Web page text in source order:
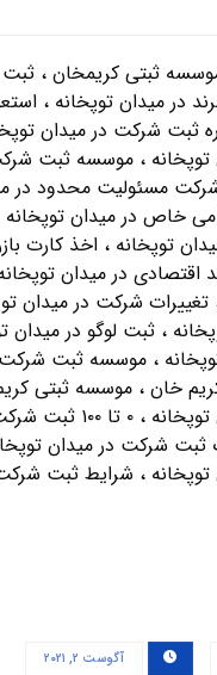
ثبتی کریمخان ،
در میدان توپخانه ،
ثبت شرکت در میدان
، موسسه ثبت
مسئولیت محدود در
خاص در میدان
توپخانه ، اخذ کارت
اقتصادی در میدان
تغییرات شرکت در میدان
، ثبت لوگو در میدان
، موسسه ثبت شرکت
خان ، موسسه ثبتی
شرکت در میدان
ثبت شرکت در میدان
، شرایط ثبت
آگوست ۲, ۲۰۲۱